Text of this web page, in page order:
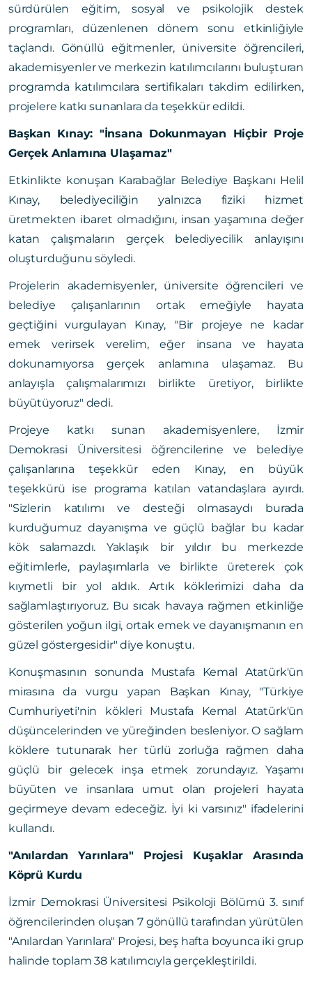
sürdürülen eğitim, sosyal ve psikolojik destek
programları, düzenlenen dönem sonu etkinliğiyle
taçlandı. Gönüllü eğitmenler, üniversite öğrencileri,
akademisyenler ve merkezin katılımcılarını buluşturan
programda katılımcılara sertifikaları takdim edilirken,
projelere katkı sunanlara da teşekkür edildi.
Başkan Kınay: "İnsana Dokunmayan Hiçbir Proje
Gerçek Anlamına Ulaşamaz"
Etkinlikte konuşan Karabağlar Belediye Başkanı Helil
Kınay, belediyeciliğin yalnızca fiziki hizmet
üretmekten ibaret olmadığını, insan yaşamına değer
katan çalışmaların gerçek belediyecilik anlayışını
oluşturduğunu söyledi.
Projelerin akademisyenler, üniversite öğrencileri ve
belediye çalışanlarının ortak emeğiyle hayata
geçtiğini vurgulayan Kınay, "Bir projeye ne kadar
emek verirsek verelim, eğer insana ve hayata
dokunamıyorsa gerçek anlamına ulaşamaz. Bu
anlayışla çalışmalarımızı birlikte üretiyor, birlikte
büyütüyoruz" dedi.
Projeye katkı sunan akademisyenlere, İzmir
Demokrasi Üniversitesi öğrencilerine ve belediye
çalışanlarına teşekkür eden Kınay, en büyük
teşekkürü ise programa katılan vatandaşlara ayırdı.
"Sizlerin katılımı ve desteği olmasaydı burada
kurduğumuz dayanışma ve güçlü bağlar bu kadar
kök salamazdı. Yaklaşık bir yıldır bu merkezde
eğitimlerle, paylaşımlarla ve birlikte üreterek çok
kıymetli bir yol aldık. Artık köklerimizi daha da
sağlamlaştırıyoruz. Bu sıcak havaya rağmen etkinliğe
gösterilen yoğun ilgi, ortak emek ve dayanışmanın en
güzel göstergesidir" diye konuştu.
Konuşmasının sonunda Mustafa Kemal Atatürk'ün
mirasına da vurgu yapan Başkan Kınay, "Türkiye
Cumhuriyeti'nin kökleri Mustafa Kemal Atatürk'ün
düşüncelerinden ve yüreğinden besleniyor. O sağlam
köklere tutunarak her türlü zorluğa rağmen daha
güçlü bir gelecek inşa etmek zorundayız. Yaşamı
büyüten ve insanlara umut olan projeleri hayata
geçirmeye devam edeceğiz. İyi ki varsınız" ifadelerini
kullandı.
"Anılardan Yarınlara" Projesi Kuşaklar Arasında
Köprü Kurdu
İzmir Demokrasi Üniversitesi Psikoloji Bölümü 3. sınıf
öğrencilerinden oluşan 7 gönüllü tarafından yürütülen
"Anılardan Yarınlara" Projesi, beş hafta boyunca iki grup
halinde toplam 38 katılımcıyla gerçekleştirildi.